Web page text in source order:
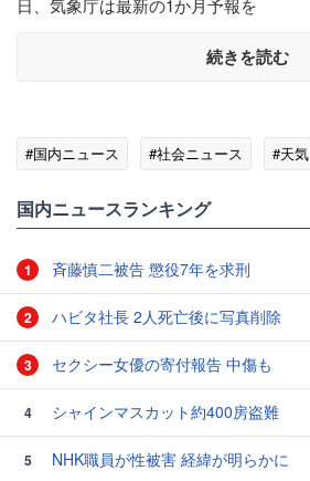
続きを読む
#国内ニュース #社会ニュース #天気
国内ニュースランキング
1 斉藤慎二被告 懲役7年を求刑
2 ハビタ社長 2人死亡後に写真削除
3 セクシー女優の寄付報告 中傷も
4 シャインマスカット約400房盗難
5
NHK職員が性被害 経緯が明らかに